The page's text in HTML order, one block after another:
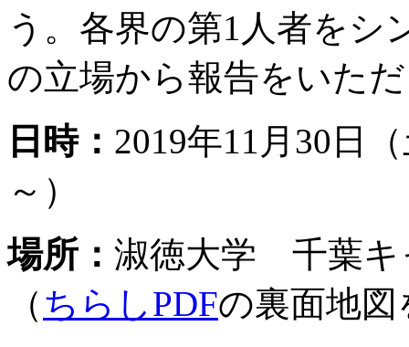
う。各界の第1人者をシ
の立場から報告をいた
日時： 2019年11月30日
～）
場所： 淑徳大学 千葉キ
（ ちらしPDFの裏面地